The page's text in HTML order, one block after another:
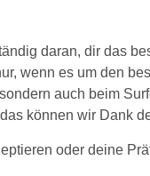
alles du KnowS
daran, dir das
wenn es um den
auch beim
können wir Dank
oder deine